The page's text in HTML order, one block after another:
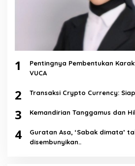
1
Pentingnya Pembentukan
VUCA
2 Transaksi Crypto Currency:
3 Kemandirian Tanggamus dan
4
Guratan Asa, ‘Sabak dimata’
disembunyikan..